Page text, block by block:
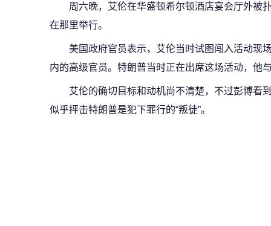
周六晚，艾伦在华盛顿希尔顿酒店宴会厅外被
在那里举行。
美国政府官员表示，艾伦当时试图闯入活动现
内的高级官员。特朗普当时正在出席这场活动，他
艾伦的确切目标和动机尚不清楚，不过彭博看
似乎抨击特朗普是犯下罪行的“叛徒”。